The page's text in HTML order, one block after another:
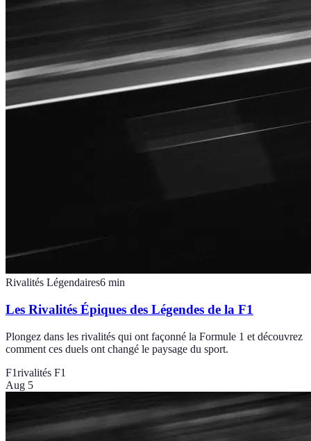
Rivalités Légendaires6 min
Les Rivalités Épiques des Légendes de la F1
Plongez dans les rivalités qui ont façonné la Formule 1 et découvrez
comment ces duels ont changé le paysage du sport.
F1rivalités F1
Aug 5